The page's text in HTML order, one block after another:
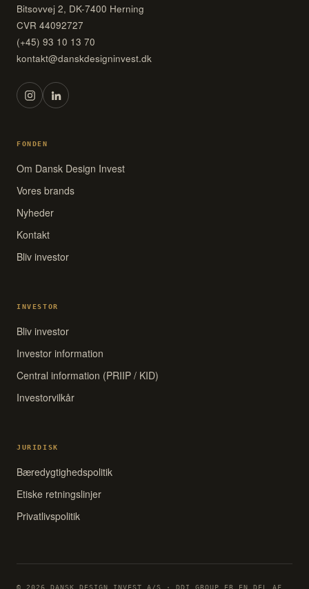
Bitsovvej 2, DK-7400 Herning
CVR 44092727
(+45) 93 10 13 70
kontakt@danskdesigninvest.dk
FONDEN
Om Dansk Design Invest
Vores brands
Nyheder
Kontakt
Bliv investor
INVESTOR
Bliv investor
Investor information
Central information (PRIIP / KID)
Investorvilkår
JURIDISK
Bæredygtighedspolitik
Etiske retningslinjer
Privatlivspolitik
© 2026 DANSK DESIGN INVEST A/S · DDI GROUP ER EN DEL AF